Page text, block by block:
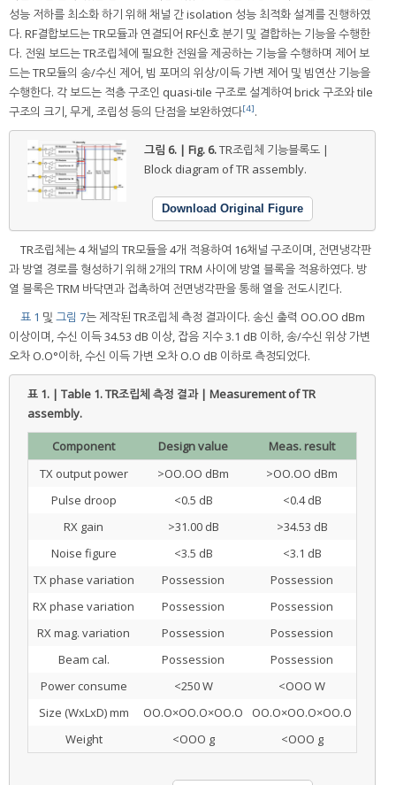
성능 저하를 최소화 하기 위해 채널 간 isolation 성능 최적화 설계를 진행하였
다. RF결합보드는 TR모듈과 연결되어 RF신호 분기 및 결합하는 기능을 수행한
다. 전원 보드는 TR조립체에 필요한 전원을 제공하는 기능을 수행하며 제어 보
드는 TR모듈의 송/수신 제어, 빔 포머의 위상/이득 가변 제어 및 빔연산 기능을
수행한다. 각 보드는 적층 구조인 quasi-tile 구조로 설계하여 brick 구조와 tile
구조의 크기, 무게, 조립성 등의 단점을 보완하였다[4].
그림 6. | Fig. 6.TR조립체 기능블록도 |
Block diagram of TR assembly.
Download Original Figure
TR조립체는 4 채널의 TR모듈을 4개 적용하여 16채널 구조이며, 전면냉각판
과 방열 경로를 형성하기 위해 2개의 TRM 사이에 방열 블록을 적용하였다. 방
열 블록은 TRM 바닥면과 접촉하여 전면냉각판을 통해 열을 전도시킨다.
표 1 및 그림 7는 제작된 TR조립체 측정 결과이다. 송신 출력 OO.OO dBm
이상이며, 수신 이득 34.53 dB 이상, 잡음 지수 3.1 dB 이하, 송/수신 위상 가변
오차 O.O°이하, 수신 이득 가변 오차 O.O dB 이하로 측정되었다.
표 1. | Table 1.TR조립체 측정 결과 | Measurement of TR
assembly.
Component Design value
Meas. result
TX output power
>OO.OO dBm
>OO.OO dBm
Pulse droop
<0.5 dB
<0.4 dB
RX gain
>31.00 dB
>34.53 dB
Noise figure
<3.5 dB
<3.1 dB
TX phase variation
Possession
Possession
RX phase variation
Possession
Possession
RX mag. variation
Possession
Possession
Beam cal.
Possession
Possession
Power consume
<250 W
<OOO W
Size (WxLxD) mm
OO.O×OO.O×OO.O
OO.O×OO.O×OO.O
Weight
<OOO g <OOO g